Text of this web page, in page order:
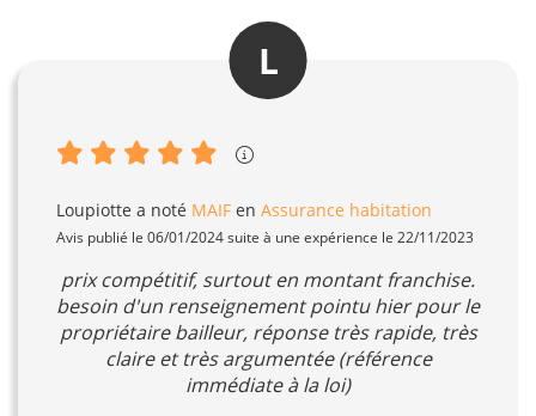
L
Loupiotte a noté MAIF en Assurance habitation
Avis publié le 06/01/2024 suite à une expérience le 22/11/2023
prix compétitif, surtout en montant franchise.
besoin d'un renseignement pointu hier pour le
propriétaire bailleur, réponse très rapide, très
claire et très argumentée (référence
immédiate à la loi)